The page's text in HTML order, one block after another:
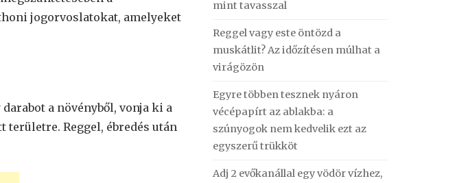
jogorvoslatokat, amelyeket
a növényből, vonja ki a
Reggel, ébredés után
mint tavasszal
Reggel vagy este öntözd a
muskátlit? Az időzítésen múlhat a
virágözön
Egyre többen tesznek nyáron
vécépapírt az ablakba: a
szúnyogok nem kedvelik ezt az
egyszerű trükköt
Adj 2 evőkanállal egy vödör vízhez,